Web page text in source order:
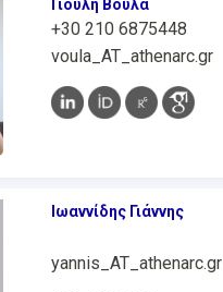
Γιούλη Βούλα
+30 210 6875448
voula_AT_athenarc.gr
Ιωαννίδης Γιάννης
yannis_AT_athenarc.gr